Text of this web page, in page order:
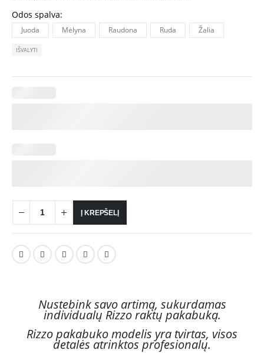
Odos spalva
Juoda Mėlyna Raudona Ruda Žalia
IŠVALYTI
Į KREPŠELĮ
Nustebink savo artimą, sukurdamas
individualų Rizzo raktų pakabuką.
Rizzo pakabuko modelis yra tvirtas, visos
detalės atrinktos profesionalų.